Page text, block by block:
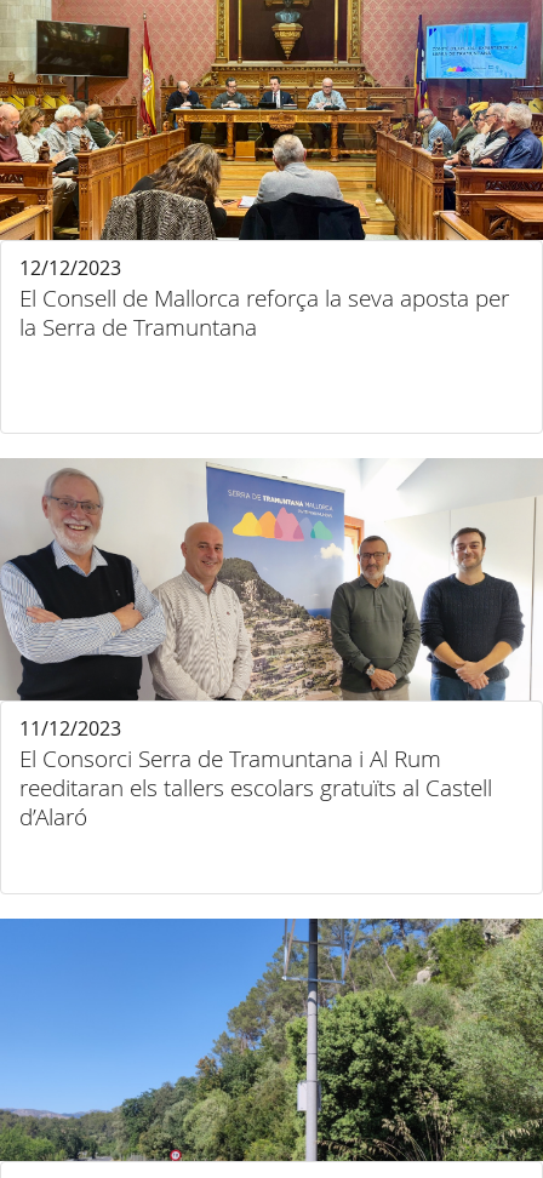
El Consell de Mallorca reforça la seva aposta per
la Serra de Tramuntana
12/12/2023
El Consorci Serra de Tramuntana i Al Rum
reeditaran els tallers escolars gratuïts al Castell
d’Alaró
11/12/2023